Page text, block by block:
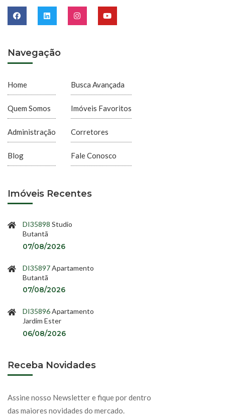
Navegação
Home
Quem Somos
Administração
Blog
Busca Avançada
Imóveis Favoritos
Corretores
Fale Conosco
Imóveis Recentes
DI35898 Studio
Butantã
07/08/2026
DI35897Apartamento
Butantã
07/08/2026
DI35896Apartamento
Jardim Ester
06/08/2026
Receba Novidades
Assine nosso Newsletter e fique por dentro
das maiores novidades do mercado.